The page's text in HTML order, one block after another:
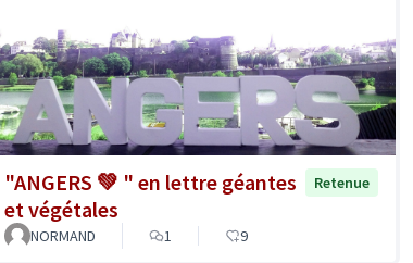
"ANGERS 💚 " en lettre géantes
et végétales
Retenue
NORMAND 1 9